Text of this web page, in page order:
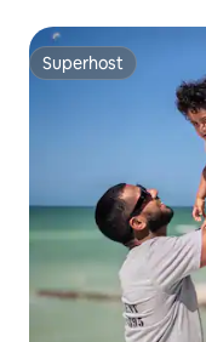
Superhost
Superhost